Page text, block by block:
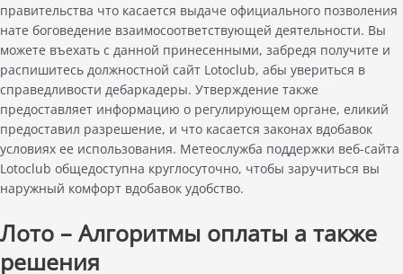
правительства что касается выдаче официального позволения
нате боговедение взаимосоответствующей деятельности. Вы
можете въехать с данной принесенными, забредя получите и
распишитесь должностной сайт Lotoclub, абы увериться в
справедливости дебаркадеры. Утверждение также
предоставляет информацию о регулирующем органе, еликий
предоставил разрешение, и что касается законах вдобавок
условиях ее использования. Метеослужба поддержки веб-сайта
Lotoclub общедоступна круглосуточно, чтобы заручиться вы
наружный комфорт вдобавок удобство.
Лото – Алгоритмы оплаты а также
решения